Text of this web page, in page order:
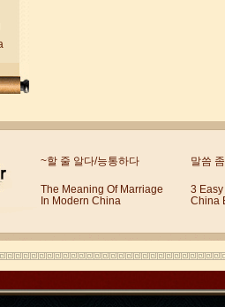
~할 줄 알다/능통하다 말씀
The Meaning Of Marriage
In Modern China
3
China